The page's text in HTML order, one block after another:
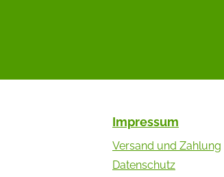
Impressum
Versand und Zahlung
Datenschutz